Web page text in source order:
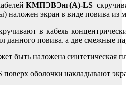
КМПЭВЭнг(А)-LS
экран в виде повива из
в кабель
данного повива, а две смежные
быть наложена синтетическая
оболочки накладывают